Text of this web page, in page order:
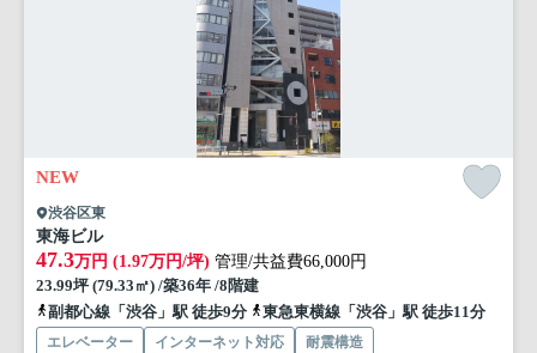
NEW
渋谷区東
東海ビル
47.3万円 (1.97万円/坪) 管理/共益費66,000円
23.99坪 (79.33㎡) /築36年 /8階建
副都心線「渋谷」駅 徒歩9分
東急東横線「渋谷」駅 徒歩11分
エレベーター インターネット対応 耐震構造